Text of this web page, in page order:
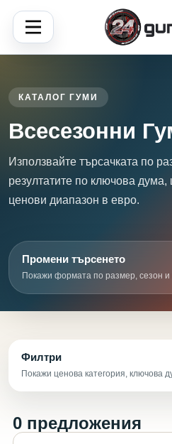
КАТАЛОГ ГУМИ
Всесезонни
Използвайте търсачката по
резултатите по ключова дума,
ценови диапазон в евро.
Промени търсенето
Покажи формата по размер, сезон и
Филтри
Покажи ценова категория, ключова
0 предложения